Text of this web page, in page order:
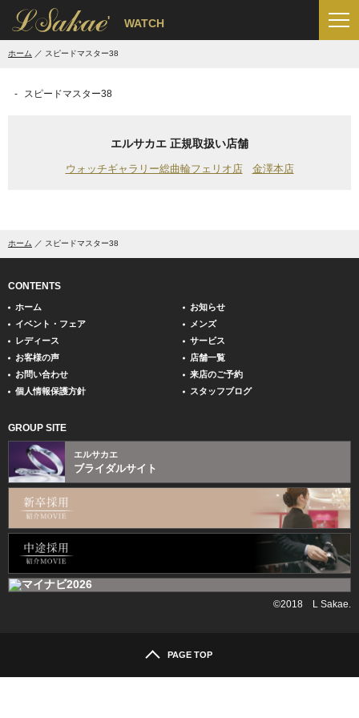
' WATCH
ホーム スピードマスター38
スピードマスター38
エルサカエ 正規取扱い店舗
ウォッチギャラリー総曲輪フェリオ店 金澤本店
ホーム スピードマスター38
CONTENTS
ホーム
お知らせ
イベント・フェア
メンズ
レディース
サービス
お客様の声
店舗一覧
お問い合わせ
来店のご予約
個人情報保護方針
スタッフブログ
GROUP SITE
エルサカエ
ブライダルサイト
©2018 L Sakae.
PAGE TOP